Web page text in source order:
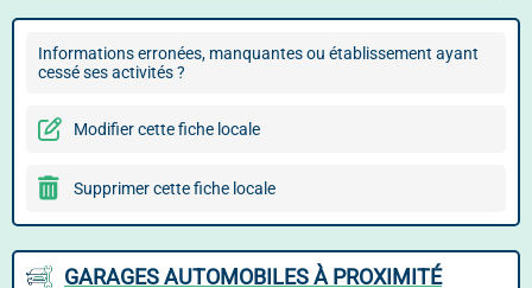
Informations erronées, manquantes ou établissement ayant
cessé ses activités ?
Modifier cette fiche locale
Supprimer cette fiche locale
GARAGES AUTOMOBILES À PROXIMITÉ